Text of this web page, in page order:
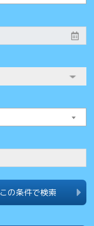
この条件で検索